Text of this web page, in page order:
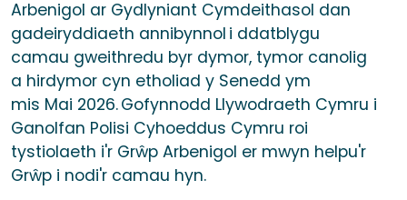
Arbenigol ar Gydlyniant Cymdeithasol dan
gadeiryddiaeth annibynnol i ddatblygu
camau gweithredu byr dymor, tymor canolig
a hirdymor cyn etholiad y Senedd ym
mis Mai 2026. Gofynnodd Llywodraeth Cymru i
Ganolfan Polisi Cyhoeddus Cymru roi
tystiolaeth i'r Grŵp Arbenigol er mwyn helpu'r
Grŵp i nodi'r camau hyn.